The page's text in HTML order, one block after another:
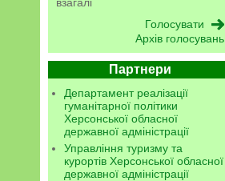
Архів голосувань
Партнери
Департамент реалізації
гуманітарної політики
Херсонської обласної
державної адміністрації
Управління туризму та
курортів Херсонської обласної
державної адміністрації